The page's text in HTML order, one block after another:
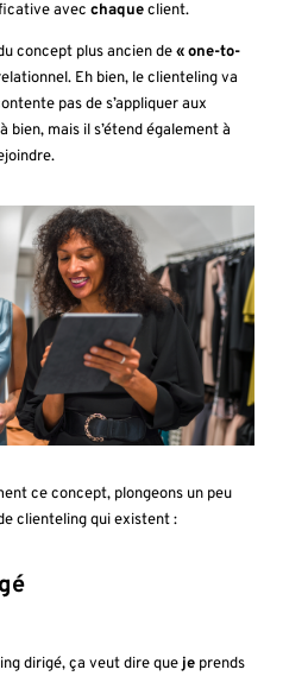
avec chaqueclient.
concept plus ancien de« one-to-
Eh bien, le clienteling va
pas de s’appliquer aux
bien, mais il s’étend également à
ce concept, plongeons un peu
clienteling qui existent :
dirigé, ça veut dire quejeprends